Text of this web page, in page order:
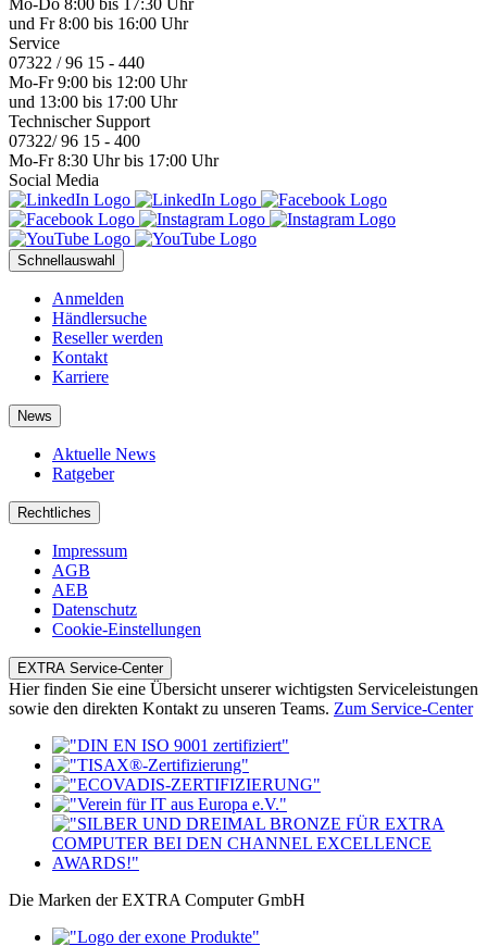
Anmelden
Händlersuche
Reseller werden
Kontakt
Karriere
News
Aktuelle News
Ratgeber
Rechtliches
AGB
AEB
Datenschutz
Cookie-Einstellungen
Hier finden Sie eine Übersicht unserer wichtigsten Serviceleistungen
Die Marken der EXTRA Computer GmbH
© 2026 EXTRA Computer GmbH | Eigene Rechte vorbehalten,
Irrtum und Änderungen vorbehalten.
Ultrabook, Celeron, Celeron Inside, Core Inside, Intel, Intel Logo,
Intel Arc graphics, Intel Atom, Intel Atom Inside, Intel Core, Intel
Inside, Intel Inside Logo, Intel vPro, Intel Evo, Pentium, Pentium
Inside, vPro Inside, Xeon, Xeon Inside, Intel Agilex, Arria,
Cyclone, Movidius, eASIC, Ethernet, Iris, Killer, MAX, Select
trademarks of Intel Corporation or its subsidiaries"